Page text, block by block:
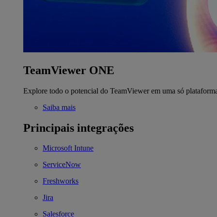
TeamViewer ONE
Explore todo o potencial do TeamViewer em uma só
Saiba mais
Principais integrações
Microsoft Intune
ServiceNow
Freshworks
Jira
Salesforce